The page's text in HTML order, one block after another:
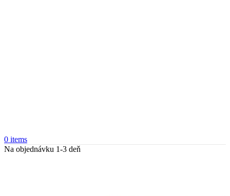
0 items
Na objednávku 1-3 deň